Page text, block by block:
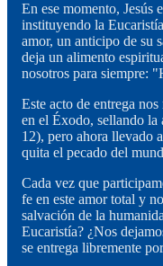
En ese momento, Jesús
instituyendo la
amor, un anticipo de su
deja un alimento
nosotros para siempre:
Este acto de entrega
en el Éxodo, sellando
12), pero ahora llevado
quita el pecado del
Cada vez que
fe en este amor total y
salvación de la
Eucaristía? ¿Nos
se entrega libremente